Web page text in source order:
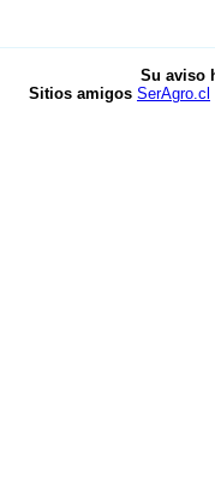
Su aviso
Sitios amigos SerAgro.cl